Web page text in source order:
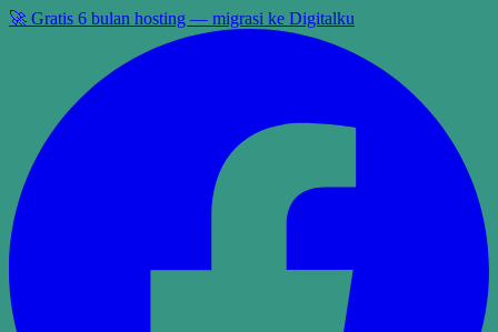
🚀 Gratis 6 bulan hosting — migrasi ke Digitalku